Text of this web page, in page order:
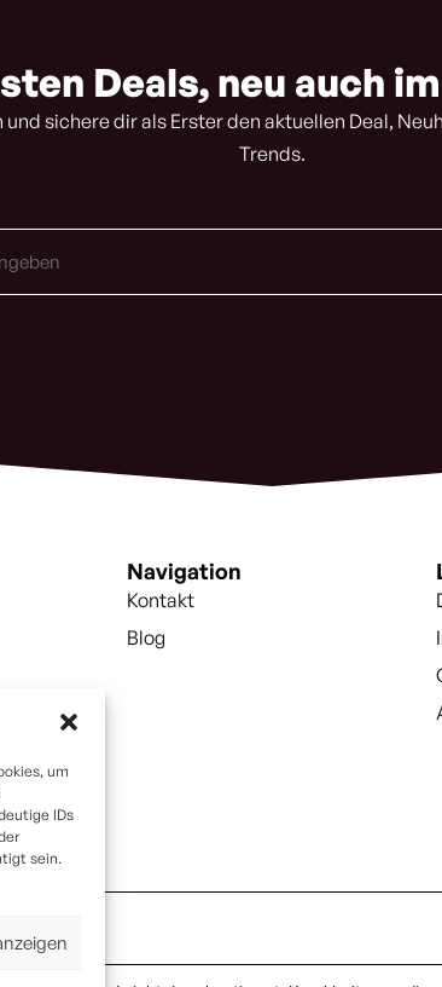
um
IDs
sein.
Deals, neu auch
und sichere dir als Erster den aktuellen Deal,
Trends.
Navigation
Kontakt
Blog